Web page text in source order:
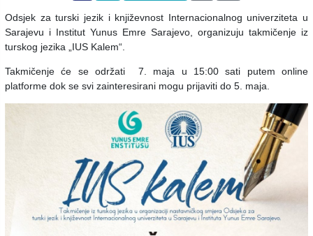
Odsjek za turski jezik i književnost Internacionalnog univerziteta u
Sarajevu i Institut Yunus Emre Sarajevo, organizuju takmičenje iz
turskog jezika „IUS Kalem“.
Takmičenje će se održati 7. maja u 15:00 sati putem online
platforme dok se svi zainteresirani mogu prijaviti do 5. maja.